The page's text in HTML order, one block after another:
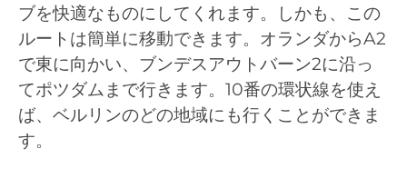
ブを快適なものにしてくれます。しかも、この
ルートは簡単に移動できます。オランダからA2
で東に向かい、ブンデスアウトバーン2に沿っ
てポツダムまで行きます。10番の環状線を使え
ば、ベルリンのどの地域にも行くことができま
す。